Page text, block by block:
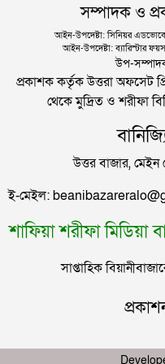
সিলেটে
মালয়েশিয়ায়
আলিয়া
হেলমেট পড়ে
আব্দুল্লাহ হত্যা
শাল্লায়
সিলেটের
সম্পাদক ও
আইন-উপদেষ্টা: সিনিয়র
আইন-উপদেষ্টা: ব্যারিস্টার
উপ-
প্রকাশক কর্তৃক উত্তরা অফসেট
থেকে মুদ্রিত ও শরীফা
উত্তর বাজার, মেইন
ই-মেইল:
শাফিয়া শরীফা মিডিয়া
সাপ্তাহিক